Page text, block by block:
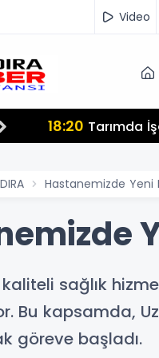
Video
18:20 Tarımda
Hastanemizde Yeni
sağlık
Bu kapsamda,
göreve başladı.